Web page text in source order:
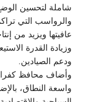
شاملة لتحسين
والرواسب التي
عافيتها ويزيد من
وزيادة القدرة
ودعم الصيادين.
وأضاف محافظ
واسعة النطاق،